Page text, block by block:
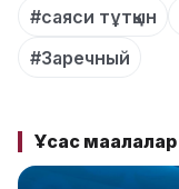
#саяси тұтқын
#Заречный
Ұқсас мақалалар